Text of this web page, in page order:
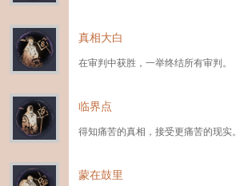
真相大白
在审判中获胜，一举终结所有审判。
临界点
得知痛苦的真相，接受更痛苦的现实。
蒙在鼓里